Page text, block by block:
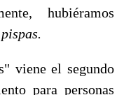
hubiéramos
pispas.
viene el segundo
para personas